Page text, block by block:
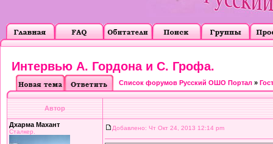
Интервью А. Гордона и С. Грофа.
Список форумов Русский ОШО Портал »
Автор
Дхарма Махант
Сталкер.
Добавлено: Чт Окт 24, 2013 12:14 pm